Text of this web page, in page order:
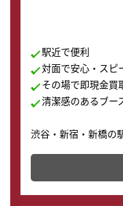
駅近で便利
対面で安心・スピ
その場で即現金買
清潔感のあるブー
渋谷・新宿・新橋の
その場で現金買取致
店舗を併設しており
の購入もできます♪